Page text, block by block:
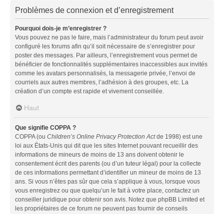
Problèmes de connexion et d’enregistrement
Pourquoi dois-je m’enregistrer ?
Vous pouvez ne pas le faire, mais l’administrateur du forum peut avoir
configuré les forums afin qu’il soit nécessaire de s’enregistrer pour
poster des messages. Par ailleurs, l’enregistrement vous permet de
bénéficier de fonctionnalités supplémentaires inaccessibles aux invités
comme les avatars personnalisés, la messagerie privée, l’envoi de
courriels aux autres membres, l’adhésion à des groupes, etc. La
création d’un compte est rapide et vivement conseillée.
Haut
Que signifie COPPA ?
COPPA (ou Children’s Online Privacy Protection Actde 1998) est une
loi aux États-Unis qui dit que les sites Internet pouvant recueillir des
informations de mineurs de moins de 13 ans doivent obtenir le
consentement écrit des parents (ou d’un tuteur légal) pour la collecte
de ces informations permettant d’identifier un mineur de moins de 13
ans. Si vous n’êtes pas sûr que cela s’applique à vous, lorsque vous
vous enregistrez ou que quelqu’un le fait à votre place, contactez un
conseiller juridique pour obtenir son avis. Notez que phpBB Limited et
les propriétaires de ce forum ne peuvent pas fournir de conseils